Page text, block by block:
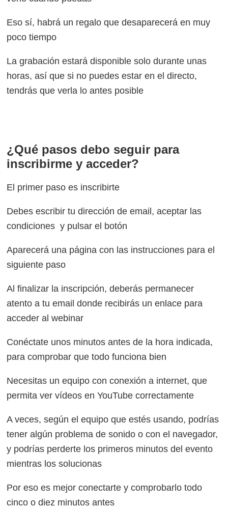
Eso sí, habrá un regalo que desaparecerá en muy
poco tiempo
La grabación estará disponible solo durante unas
horas, así que si no puedes estar en el directo,
tendrás que verla lo antes posible
¿Qué pasos debo seguir para
inscribirme y acceder?
El primer paso es inscribirte
Debes escribir tu dirección de email, aceptar las
condiciones y pulsar el botón
Aparecerá una página con las instrucciones para el
siguiente paso
Al finalizar la inscripción, deberás permanecer
atento a tu email donde recibirás un enlace para
acceder al webinar
Conéctate unos minutos antes de la hora indicada,
para comprobar que todo funciona bien
Necesitas un equipo con conexión a internet, que
permita ver vídeos en YouTube correctamente
A veces, según el equipo que estés usando, podrías
tener algún problema de sonido o con el navegador,
y podrías perderte los primeros minutos del evento
mientras los solucionas
Por eso es mejor conectarte y comprobarlo todo
cinco o diez minutos antes